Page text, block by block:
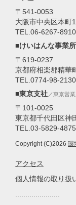
〒541-0053
大阪市中央区本町
TEL.06-6267-
■けいはんな事業所
〒619-0237
京都府相楽郡精華
TEL.0774-98-
■東京支社 ／東京営
〒101-0025
東京都千代田区神
TEL.03-5829-
Copyright (C)2026 環
アクセス
個人情報の取り扱